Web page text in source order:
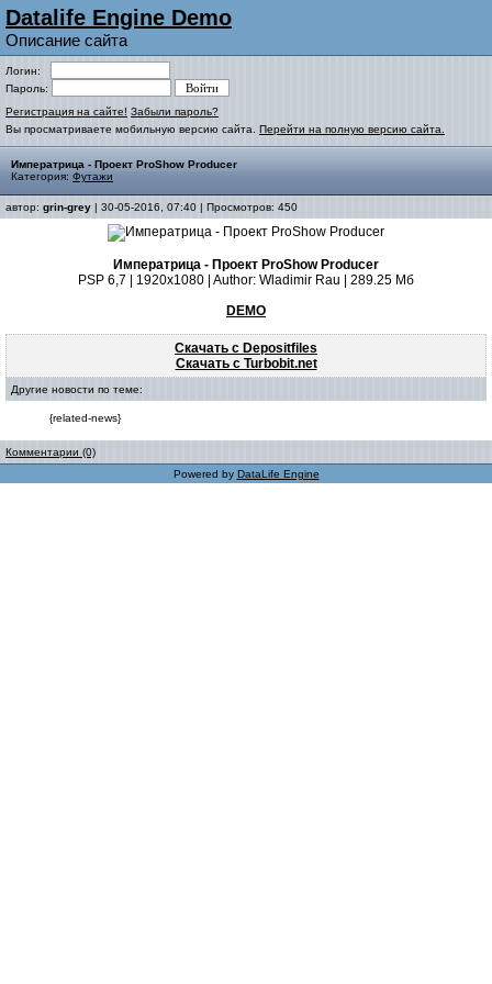
Datalife Engine Demo
Описание сайта
Логин:
Пароль:
Регистрация на сайте! Забыли пароль?
Вы просматриваете мобильную версию сайта. Перейти на полную версию сайта.
Императрица - Проект ProShow Producer
Категория: Футажи
автор: grin-grey | 30-05-2016, 07:40 | Просмотров: 450
Императрица - Проект ProShow Producer
PSP 6,7 | 1920x1080 | Author: Wladimir Rau | 289.25 Мб
DEMO
Скачать с Depositfiles
Скачать с Turbobit.net
Другие новости по теме:
{related-news}
Комментарии (0)
Powered by DataLife Engine